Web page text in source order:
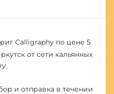
Calligraphy по цене 5
от сети кальянных
и отправка в течении